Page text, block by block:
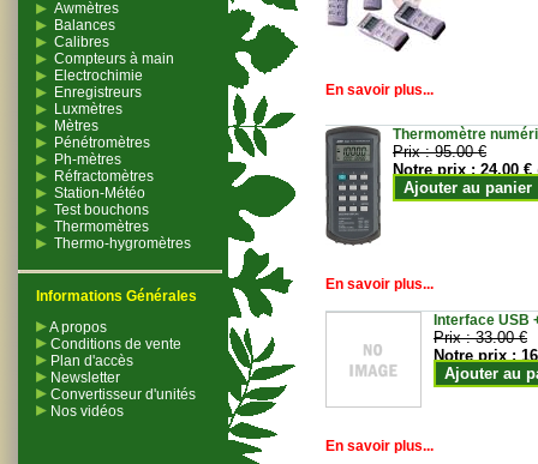
Awmètres
Balances
Calibres
Compteurs à main
Electrochimie
Enregistreurs
Luxmètres
Mètres
Pénétromètres
Ph-mètres
Réfractomètres
Station-Météo
Test bouchons
Thermomètres
Thermo-hygromètres
Informations Générales
A propos
Conditions de vente
Plan d'accès
Newsletter
Convertisseur d'unités
Nos vidéos
En savoir plus...
Thermomètre
Prix :95.00 €
Notre prix :24.00 €
Ajouter au panier
En savoir plus...
Interface USB
Prix :33.00 €
Notre prix :
Ajouter au
En savoir plus...